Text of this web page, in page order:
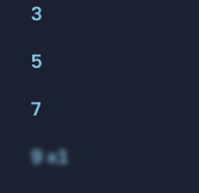
3
5
7
9 к1